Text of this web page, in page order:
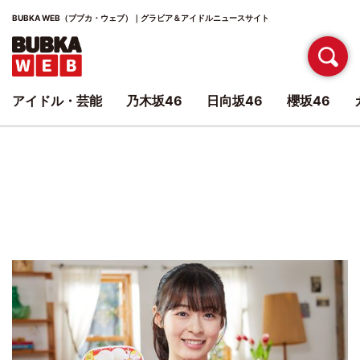
BUBKA WEB（ブブカ・ウェブ）｜グラビア＆アイドルニュースサイト
アイドル・芸能 乃木坂46 日向坂46 櫻坂46